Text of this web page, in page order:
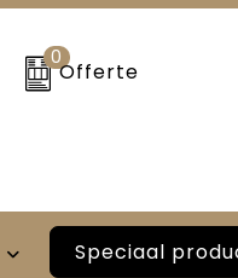
0
Offerte
Speciaal